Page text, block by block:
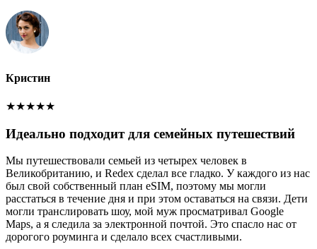
Кристин
★★★★★
Идеально подходит для семейных путешествий
Мы путешествовали семьей из четырех человек в
Великобританию, и Redex сделал все гладко. У каждого из нас
был свой собственный план eSIM, поэтому мы могли
расстаться в течение дня и при этом оставаться на связи. Дети
могли транслировать шоу, мой муж просматривал Google
Maps, а я следила за электронной почтой. Это спасло нас от
дорогого роуминга и сделало всех счастливыми.